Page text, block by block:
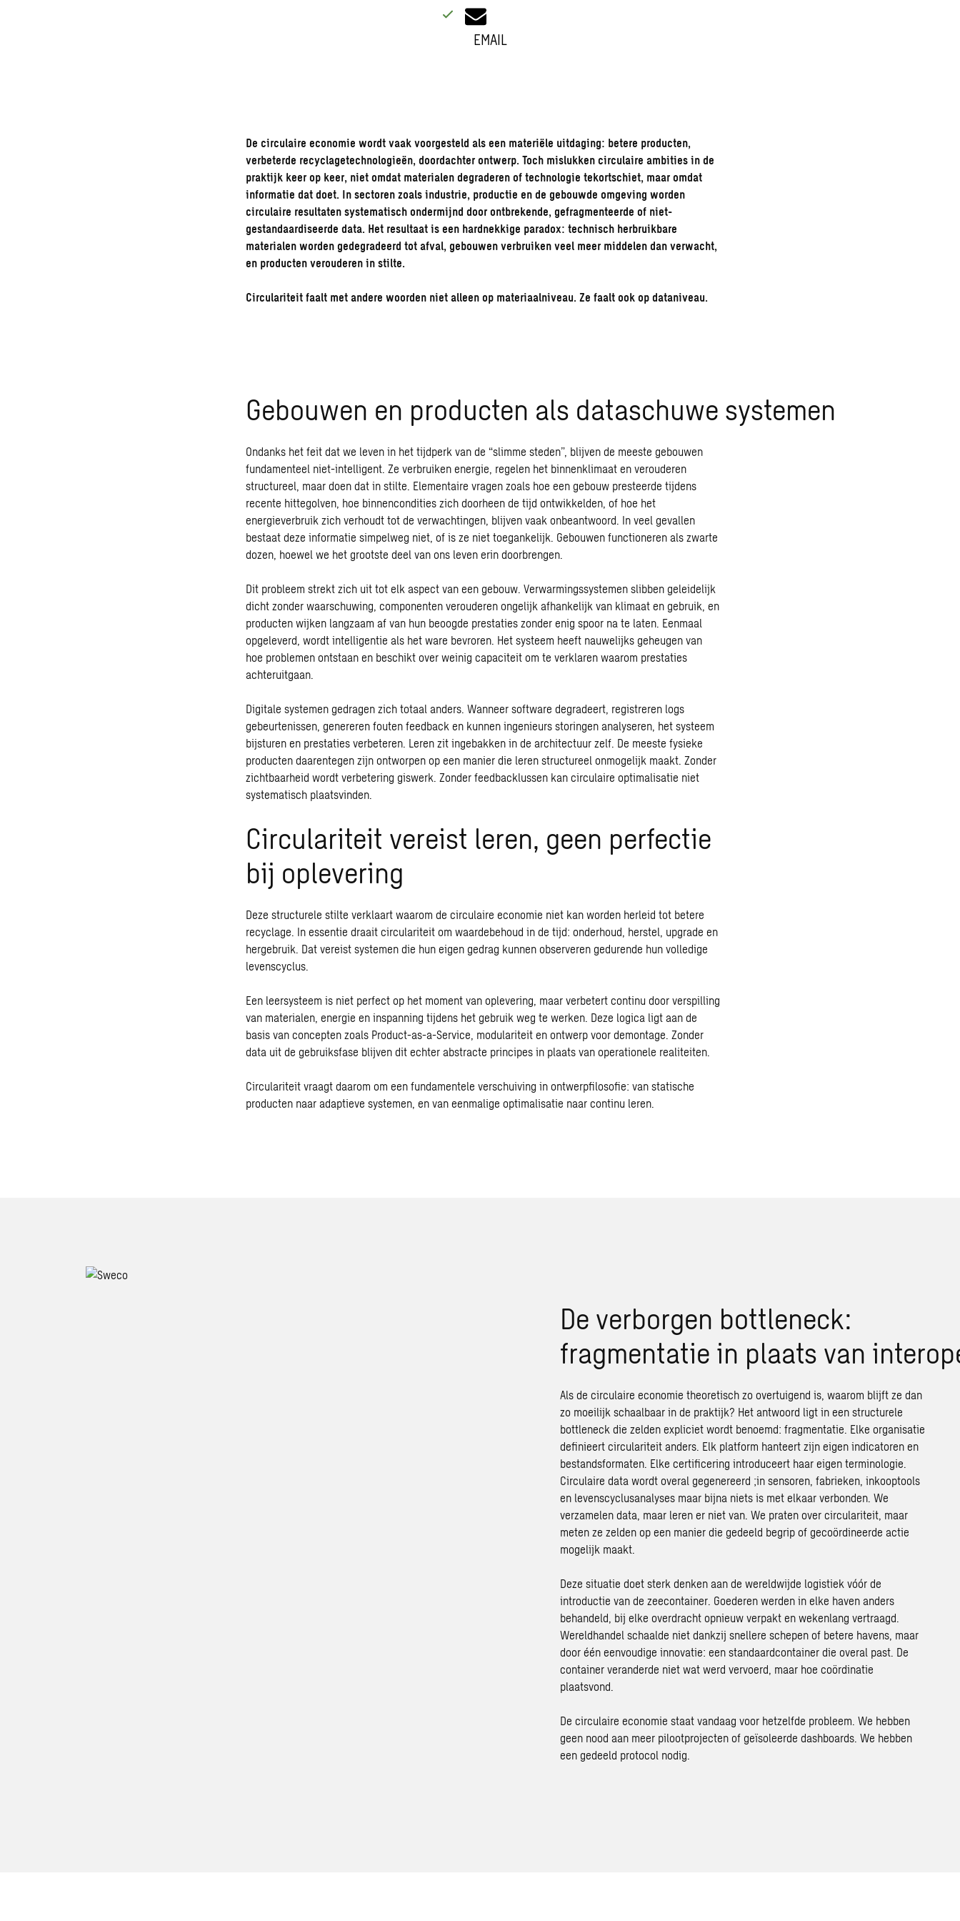
EMAIL
De circulaire economie wordt vaak voorgesteld als een materiële uitdaging: betere producten,
verbeterde recyclagetechnologieën, doordachter ontwerp. Toch mislukken circulaire ambities in de
praktijk keer op keer, niet omdat materialen degraderen of technologie tekortschiet, maar omdat
informatie dat doet. In sectoren zoals industrie, productie en de gebouwde omgeving worden
circulaire resultaten systematisch ondermijnd door ontbrekende, gefragmenteerde of niet-
gestandaardiseerde data. Het resultaat is een hardnekkige paradox: technisch herbruikbare
materialen worden gedegradeerd tot afval, gebouwen verbruiken veel meer middelen dan verwacht,
en producten verouderen in stilte.
Circulariteit faalt met andere woorden niet alleen op materiaalniveau. Ze faalt ook op dataniveau.
Gebouwen en producten als dataschuwe systemen
Ondanks het feit dat we leven in het tijdperk van de “slimme steden”, blijven de meeste gebouwen
fundamenteel niet-intelligent. Ze verbruiken energie, regelen het binnenklimaat en verouderen
structureel, maar doen dat in stilte. Elementaire vragen zoals hoe een gebouw presteerde tijdens
recente hittegolven, hoe binnencondities zich doorheen de tijd ontwikkelden, of hoe het
energieverbruik zich verhoudt tot de verwachtingen, blijven vaak onbeantwoord. In veel gevallen
bestaat deze informatie simpelweg niet, of is ze niet toegankelijk. Gebouwen functioneren als zwarte
dozen, hoewel we het grootste deel van ons leven erin doorbrengen.
Dit probleem strekt zich uit tot elk aspect van een gebouw. Verwarmingssystemen slibben geleidelijk
dicht zonder waarschuwing, componenten verouderen ongelijk afhankelijk van klimaat en gebruik, en
producten wijken langzaam af van hun beoogde prestaties zonder enig spoor na te laten. Eenmaal
opgeleverd, wordt intelligentie als het ware bevroren. Het systeem heeft nauwelijks geheugen van
hoe problemen ontstaan en beschikt over weinig capaciteit om te verklaren waarom prestaties
achteruitgaan.
Digitale systemen gedragen zich totaal anders. Wanneer software degradeert, registreren logs
gebeurtenissen, genereren fouten feedback en kunnen ingenieurs storingen analyseren, het systeem
bijsturen en prestaties verbeteren. Leren zit ingebakken in de architectuur zelf. De meeste fysieke
producten daarentegen zijn ontworpen op een manier die leren structureel onmogelijk maakt. Zonder
zichtbaarheid wordt verbetering giswerk. Zonder feedbacklussen kan circulaire optimalisatie niet
systematisch plaatsvinden.
Circulariteit vereist leren, geen perfectie
bij oplevering
Deze structurele stilte verklaart waarom de circulaire economie niet kan worden herleid tot betere
recyclage. In essentie draait circulariteit om waardebehoud in de tijd: onderhoud, herstel, upgrade en
hergebruik. Dat vereist systemen die hun eigen gedrag kunnen observeren gedurende hun volledige
levenscyclus.
Een leersysteem is niet perfect op het moment van oplevering, maar verbetert continu door verspilling
van materialen, energie en inspanning tijdens het gebruik weg te werken. Deze logica ligt aan de
basis van concepten zoals Product-as-a-Service, modulariteit en ontwerp voor demontage. Zonder
data uit de gebruiksfase blijven dit echter abstracte principes in plaats van operationele realiteiten.
Circulariteit vraagt daarom om een fundamentele verschuiving in ontwerpfilosofie: van statische
producten naar adaptieve systemen, en van eenmalige optimalisatie naar continu leren.
De verborgen bottleneck:
fragmentatie in plaats van
Als de circulaire economie theoretisch zo overtuigend is, waarom blijft ze dan
zo moeilijk schaalbaar in de praktijk? Het antwoord ligt in een structurele
bottleneck die zelden expliciet wordt benoemd: fragmentatie. Elke organisatie
definieert circulariteit anders. Elk platform hanteert zijn eigen indicatoren en
bestandsformaten. Elke certificering introduceert haar eigen terminologie.
Circulaire data wordt overal gegenereerd ;in sensoren, fabrieken, inkooptools
en levenscyclusanalyses maar bijna niets is met elkaar verbonden. We
verzamelen data, maar leren er niet van. We praten over circulariteit, maar
meten ze zelden op een manier die gedeeld begrip of gecoördineerde actie
mogelijk maakt.
Deze situatie doet sterk denken aan de wereldwijde logistiek vóór de
introductie van de zeecontainer. Goederen werden in elke haven anders
behandeld, bij elke overdracht opnieuw verpakt en wekenlang vertraagd.
Wereldhandel schaalde niet dankzij snellere schepen of betere havens, maar
door één eenvoudige innovatie: een standaardcontainer die overal past. De
container veranderde niet wat werd vervoerd, maar hoe coördinatie
plaatsvond.
De circulaire economie staat vandaag voor hetzelfde probleem. We hebben
geen nood aan meer pilootprojecten of geïsoleerde dashboards. We hebben
een gedeeld protocol nodig.